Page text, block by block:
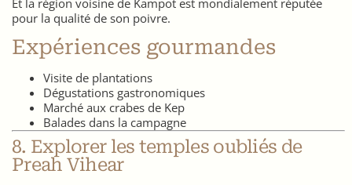
Et la région voisine de Kampot est mondialement réputée
pour la qualité de son poivre.
Expériences gourmandes
Visite de plantations
Dégustations gastronomiques
Marché aux crabes de Kep
Balades dans la campagne
8. Explorer les temples oubliés de
Preah Vihear